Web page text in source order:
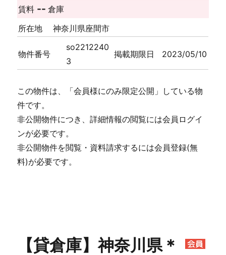
賃料 --倉庫
所在地
神奈川県座間市
物件番号
so2212240
3
掲載期限日 2023/05/10
この物件は、「会員様にのみ限定公開」している物
件です。
非公開物件につき、詳細情報の閲覧には会員ログイ
ンが必要です。
非公開物件を閲覧・資料請求するには会員登録(無
料)が必要です。
【貸倉庫】神奈川県＊